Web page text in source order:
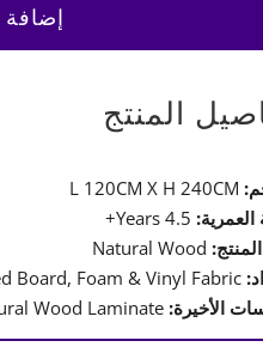
Wallالمنتج
العمرية:
Laminated Board, Foam & Vinyl Fabric
الأخيرة: Natural Wood Laminate